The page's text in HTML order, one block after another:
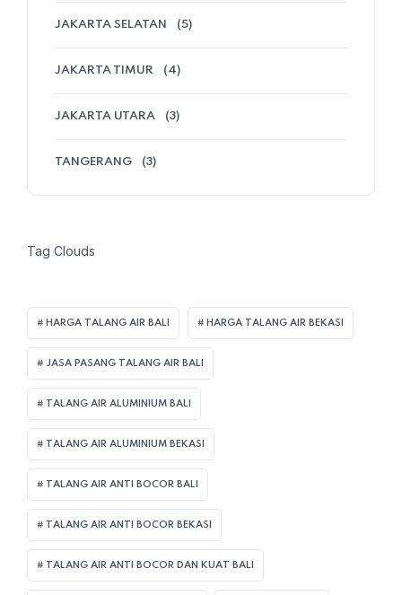
JAKARTA SELATAN (5)
JAKARTA TIMUR (4)
JAKARTA UTARA (3)
TANGERANG (3)
Tag Clouds
HARGA TALANG AIR BALI HARGA TALANG AIR BEKASI
JASA PASANG TALANG AIR BALI
TALANG AIR ALUMINIUM BALI
TALANG AIR ALUMINIUM BEKASI
TALANG AIR ANTI BOCOR BALI
TALANG AIR ANTI BOCOR BEKASI
TALANG AIR ANTI BOCOR DAN KUAT BALI